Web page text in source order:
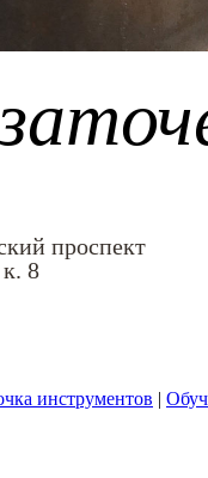
проспект
8
инструментов